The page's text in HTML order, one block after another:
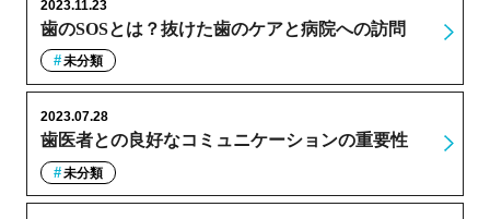
歯のSOSとは？抜けた歯のケアと病院への訪問
2023.11.23
未分類
歯医者との良好なコミュニケーションの重要性
2023.07.28
未分類